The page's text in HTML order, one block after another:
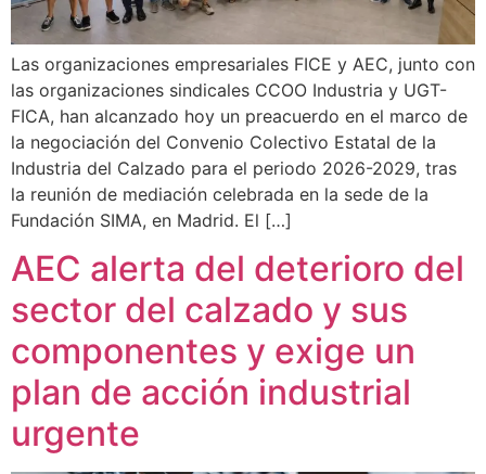
Las organizaciones empresariales FICE y AEC, junto con
las organizaciones sindicales CCOO Industria y UGT-
FICA, han alcanzado hoy un preacuerdo en el marco de
la negociación del Convenio Colectivo Estatal de la
Industria del Calzado para el periodo 2026-2029, tras
la reunión de mediación celebrada en la sede de la
Fundación SIMA, en Madrid. El […]
AEC alerta del deterioro del
sector del calzado y sus
componentes y exige un
plan de acción industrial
urgente